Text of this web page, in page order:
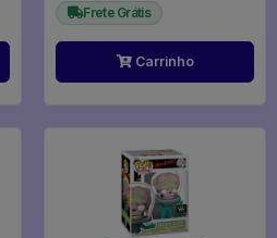
Frete Grátis
Carrinho